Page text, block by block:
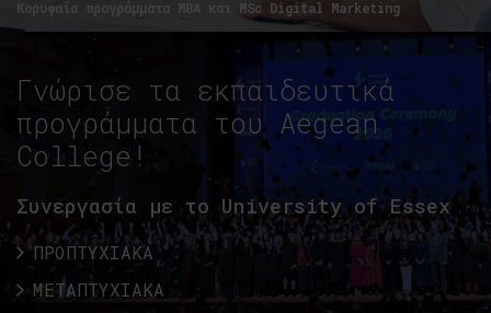
Κορυφαία προγράμματα MBA και MSc Digital Marketing
Γνώρισε τα εκπαιδευτικά
προγράμματα του Aegean
College!
Συνεργασία με το University of Essex
ΠΡΟΠΤΥΧΙΑΚΑ
ΜΕΤΑΠΤΥΧΙΑΚΑ